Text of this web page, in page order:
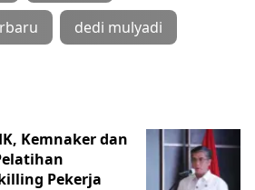
dedi mulyadi
Kemnaker dan
Pekerja